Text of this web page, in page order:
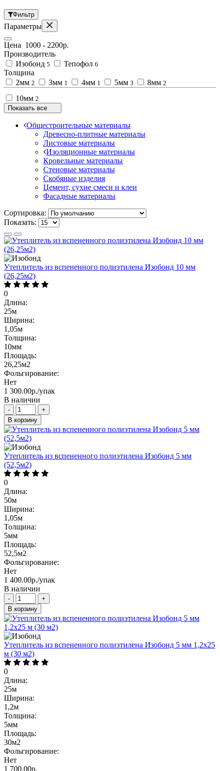
Фильтр
Параметры
Цена 1000 - 2200р.
Производитель
Изобонд 5 Тепофол 6
Толщина
2мм 2 3мм 1 4мм 1 5мм 3 8мм 2
10мм 2
Показать все
Общестроительные материалы
Древесно-плитные материалы
Листовые материалы
Изоляционные материалы
Кровельные материалы
Стеновые материалы
Скобяные изделия
Цемент, сухие смеси и клеи
Фасадные материалы
Сортировка:
Показать:
Утеплитель из вспененного полиэтилена Изобонд 10 мм
(26,25м2)
0
Длина:
25м
Ширина:
1,05м
Толщина:
10мм
Площадь:
26,25м2
Фольгирование:
Нет
1 300.00р./упак
В наличии
-
+
В корзину
Утеплитель из вспененного полиэтилена Изобонд 5 мм
(52,5м2)
0
Длина:
50м
Ширина:
1,05м
Толщина:
5мм
Площадь:
52,5м2
Фольгирование:
Нет
1 400.00р./упак
В наличии
-
+
В корзину
Утеплитель из вспененного полиэтилена Изобонд 5 мм 1,2х25
м (30 м2)
0
Длина:
25м
Ширина:
1,2м
Толщина:
5мм
Площадь:
30м2
Фольгирование:
Нет
1 700.00р.